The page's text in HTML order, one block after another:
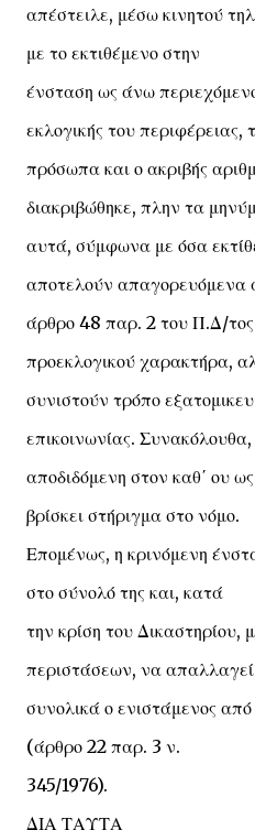
απέστειλε, μέσω κινητού
με το εκτιθέμενο στην
ένσταση ως άνω
εκλογικής του περιφέρειας,
πρόσωπα και ο ακριβής
διακριβώθηκε, πλην τα
αυτά, σύμφωνα με όσα
αποτελούν απαγορευόμενα
άρθρο 48 παρ. 2 του Π.Δ/
προεκλογικού χαρακτήρα,
συνιστούν τρόπο
επικοινωνίας. Συνακόλουθα,
αποδιδόμενη στον καθ΄ ου
βρίσκει στήριγμα στο νόμο.
Επομένως, η κρινόμενη
στο σύνολό της και, κατά
την κρίση του Δικαστηρίου,
περιστάσεων, να απαλλαγεί
συνολικά ο ενιστάμενος
(άρθρο 22 παρ. 3 ν.
345/1976).
ΔΙΑ ΤΑΥΤΑ